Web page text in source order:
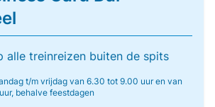
alle treinreizen buiten de spits
t/m vrijdag van 6.30 tot 9.00 uur en van
behalve feestdagen